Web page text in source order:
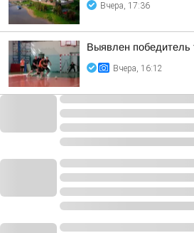
Вчера, 17:36
Выявлен победитель
Вчера, 16:12